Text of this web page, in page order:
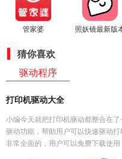
管家婆 照妖镜最新版
猜你喜欢
驱动程序
打印机驱动大全
小编今天就把打印机驱动都整合在
驱动功能，帮助用户可以快速驱动
非常全面的，用户可以免费下载使